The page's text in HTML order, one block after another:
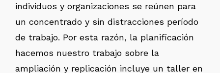
individuos y organizaciones se reúnen para
un concentrado y sin distracciones período
de trabajo. Por esta razón, la planificación
hacemos nuestro trabajo sobre la
ampliación y replicación incluye un taller en